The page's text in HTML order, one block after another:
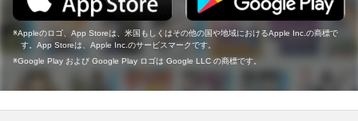
Appleのロゴ、App Storeは、米国もしくはその他の国や地域におけるApple Inc.の商標で
す。App Storeは、Apple Inc.のサービスマークです。
Google Play および Google Play ロゴは Google LLC の商標です。